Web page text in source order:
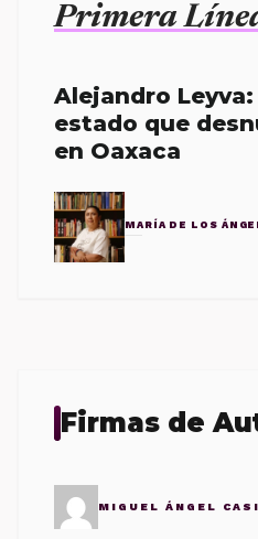
Primera
Alejandro
estado que
en Oaxaca
MARÍA DE LOS
Firmas de
MIGUEL ÁNGEL